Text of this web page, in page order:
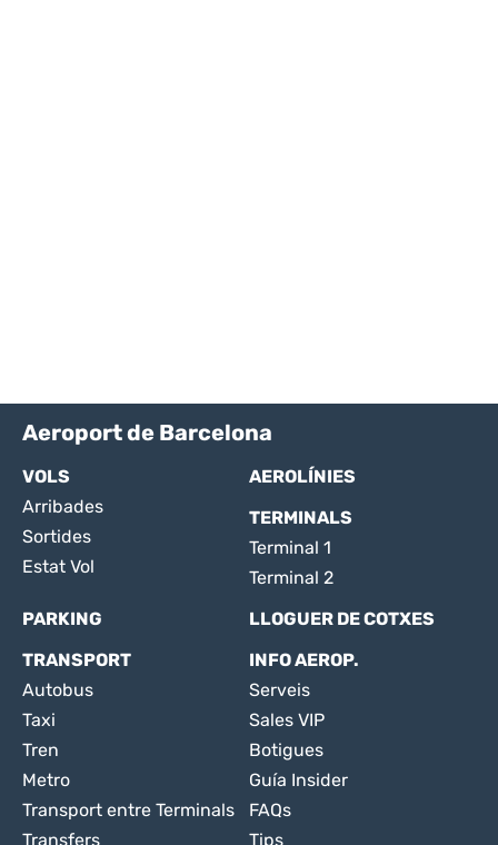
Aeroport de Barcelona
VOLS
Arribades
Sortides
Estat Vol
AEROLÍNIES
TERMINALS
Terminal 1
Terminal 2
PARKING
LLOGUER DE COTXES
TRANSPORT
Autobus
Taxi
Tren
Metro
Transport entre Terminals
Transfers
INFO AEROP.
Serveis
Sales VIP
Botigues
Guía Insider
FAQs
Tips